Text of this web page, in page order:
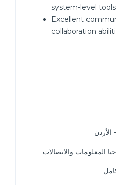
system-level
Excellent
collaboration
المعلومات والاتصالات